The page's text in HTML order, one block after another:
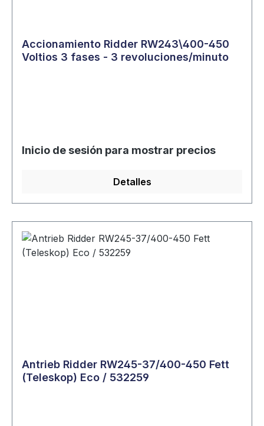
Accionamiento Ridder RW243\400-450
Voltios 3 fases - 3 revoluciones/minuto
Inicio de sesión para mostrar precios
Detalles
Antrieb Ridder RW245-37/400-450 Fett
(Teleskop) Eco / 532259